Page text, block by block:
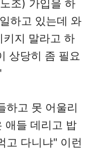
조) 가입을 하
하고 있는데 와
지 말라고 하
상당히 좀 필요
하고 못 어울리
애들 데리고 밥
고 다니냐" 이런